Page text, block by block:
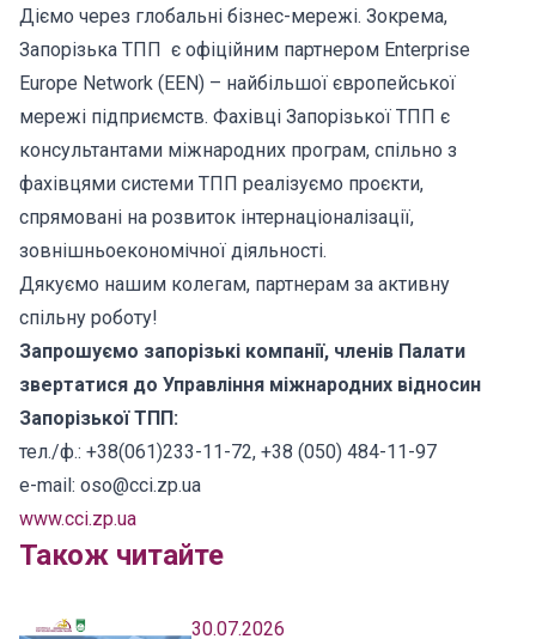
Діємо через глобальні бізнес-мережі. Зокрема,
Запорізька ТПП є офіційним партнером Enterprise
Europe Network (EEN) – найбільшої європейської
мережі підприємств. Фахівці Запорізької ТПП є
консультантами міжнародних програм, спільно з
фахівцями системи ТПП реалізуємо проєкти,
спрямовані на розвиток інтернаціоналізації,
зовнішньоекономічної діяльності.
Дякуємо нашим колегам, партнерам за активну
спільну роботу!
Запрошуємо запорізькі компанії, членів Палати
звертатися до Управління міжнародних відносин
Запорізької ТПП:
тел./ф.: +38(061)233-11-72, +38 (050) 484-11-97
e-mail: oso@cci.zp.ua
www.cci.zp.ua
Також читайте
30.07.2026